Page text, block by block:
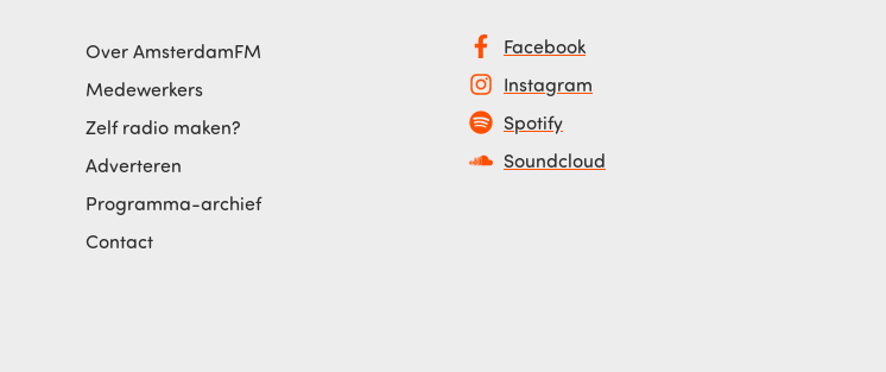
Over AmsterdamFM
Medewerkers
Zelf radio maken?
Adverteren
Programma-archief
Contact
Facebook
Instagram
Spotify
Soundcloud